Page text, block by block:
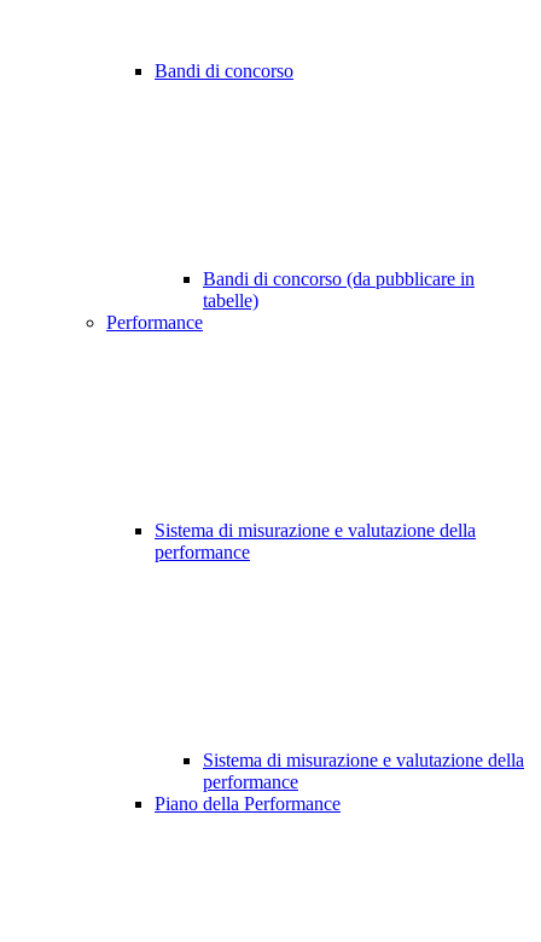
Bandi di concorso
Bandi di concorso (da pubblicare in
tabelle)
Performance
Sistema di misurazione e valutazione della
performance
Sistema di misurazione e valutazione della
performance
Piano della Performance